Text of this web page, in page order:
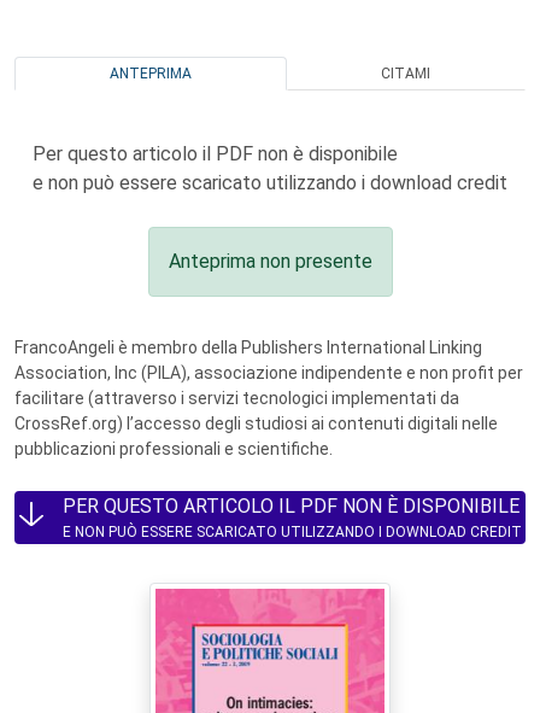
ANTEPRIMA CITAMI
Per questo articolo il PDF non è disponibile
e non può essere scaricato utilizzando i download credit
Anteprima non presente
FrancoAngeli è membro della Publishers International Linking
Association, Inc (PILA), associazione indipendente e non profit per
facilitare (attraverso i servizi tecnologici implementati da
CrossRef.org) l’accesso degli studiosi ai contenuti digitali nelle
pubblicazioni professionali e scientifiche.
PER QUESTO ARTICOLO IL PDF NON È DISPONIBILE
E NON PUÒ ESSERE SCARICATO UTILIZZANDO I DOWNLOAD CREDIT